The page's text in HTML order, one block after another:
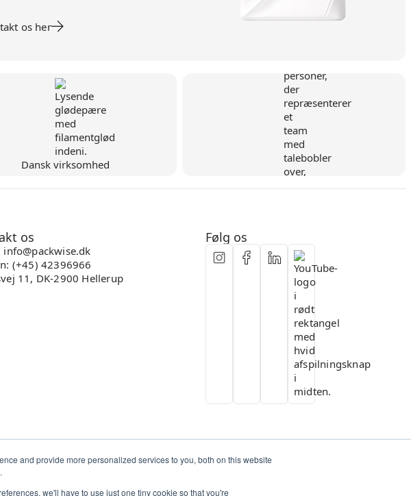
and provide more personalized services to you, both on this website
.
we'll have to use just one tiny cookie so that you're
os her
Dansk virksomhed
os
info@packwise.dk
(+45) 42396966
11, DK-2900 Hellerup
Følg os